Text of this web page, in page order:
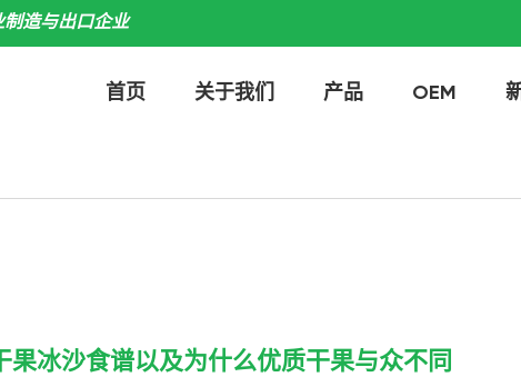
造与出口企业
首页 关于我们 产品 OEM
果冰沙食谱以及为什么优质干果与众不同